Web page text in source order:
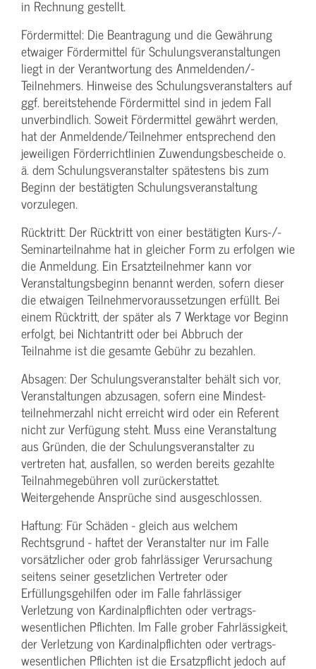
in Rechnung gestellt.
Fördermittel: Die Beantragung und die Gewährung
etwaiger Fördermittel für Schulungs­veranstaltungen
liegt in der Verantwortung des Anmeldenden/­
Teilnehmers. Hinweise des Schulungs­veranstalters auf
ggf. bereitstehende Fördermittel sind in jedem Fall
unverbindlich. Soweit Fördermittel gewährt werden,
hat der Anmeldende/­Teilnehmer entsprechend den
jeweiligen Förderrichtlinien Zuwendungs­bescheide o.
ä. dem Schulungs­veranstalter spätestens bis zum
Beginn der bestätigten Schulungs­veranstaltung
vorzulegen.
Rücktritt: Der Rücktritt von einer bestätigten Kurs-/­
Seminarteilnahme hat in gleicher Form zu erfolgen wie
die Anmeldung. Ein Ersatzteilnehmer kann vor
Veranstaltungs­beginn benannt werden, sofern dieser
die etwaigen Teilnehmer­voraussetzungen erfüllt. Bei
einem Rücktritt, der später als 7 Werktage vor Beginn
erfolgt, bei Nichtantritt oder bei Abbruch der
Teilnahme ist die gesamte Gebühr zu bezahlen.
Absagen: Der Schulungs­veranstalter behält sich vor,
Veranstaltungen abzusagen, sofern eine Mindest­
teilnehmerzahl nicht erreicht wird oder ein Referent
nicht zur Verfügung steht. Muss eine Veranstaltung
aus Gründen, die der Schulungs­veranstalter zu
vertreten hat, ausfallen, so werden bereits gezahlte
Teilnahme­gebühren voll zurückerstattet.
Weitergehende Ansprüche sind ausgeschlossen.
Haftung: Für Schäden - gleich aus welchem
Rechtsgrund - haftet der Veranstalter nur im Falle
vorsätzlicher oder grob fahrlässiger Verursachung
seitens seiner gesetzlichen Vertreter oder
Erfüllungsgehilfen oder im Falle fahrlässiger
Verletzung von Kardinalpflichten oder vertrags­
wesentlichen Pflichten. Im Falle grober Fahrlässigkeit,
der Verletzung von Kardinalpflichten oder vertrags­
wesentlichen Pflichten ist die Ersatzpflicht jedoch auf